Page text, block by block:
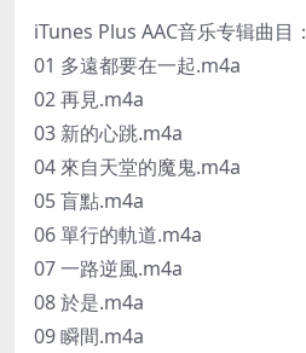
iTunes Plus AAC音乐专辑曲目：
01 多遠都要在一起.m4a
02 再見.m4a
03 新的心跳.m4a
04 來自天堂的魔鬼.m4a
05 盲點.m4a
06 單行的軌道.m4a
07 一路逆風.m4a
08 於是.m4a
09 瞬間.m4a